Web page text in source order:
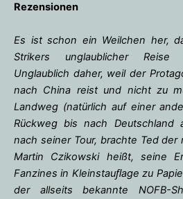
Rezensionen
Es ist schon ein Weilchen her,
Strikers unglaublicher Reise
Unglaublich daher, weil der
nach China reist und nicht zu
Landweg (natürlich auf einer
Rückweg bis nach Deutschland
nach seiner Tour, brachte Ted der
Martin Czikowski heißt, seine
Fanzines in Kleinstauﬂage zu
der allseits bekannte NOFB-